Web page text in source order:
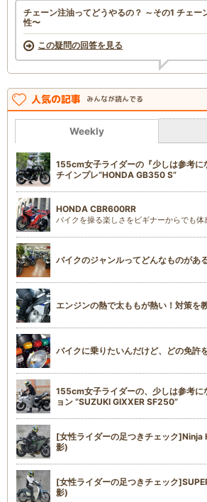
チェーン注油ってどうやるの？ ～その1 チェー
性〜
この疑問の回答を見る
人気の記事 みんなが読んでる
Weekly
155cm女子ライダーの『少しは参考に
チインプレ“HONDA GB350 S”
HONDA CBR600RR
バイクを操る楽しさをビギナーからでも体
バイクのジャンルってどんなものがあ
エンジンの熱で太ももが熱い！対策を
バイクに乗りたいんだけど、どの免許
155cm女子ライダーの、少しは参考に
ョン “SUZUKI GIXXER SF250”
[女性ライダーの足つきチェック
影)
[女性ライダーの足つきチェック
影)